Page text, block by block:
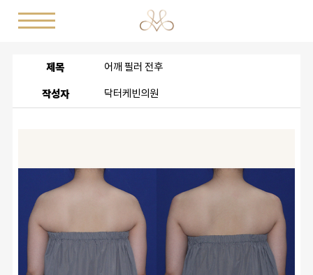
제목 어깨 필러 전후
작성자 닥터케빈의원